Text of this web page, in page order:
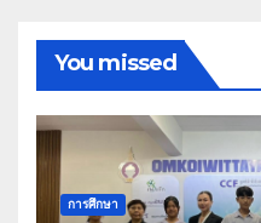
You missed
การศึกษา